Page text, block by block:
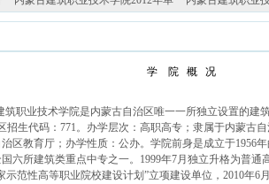
学 院 概 况
筑职业技术学院是内蒙古自治区唯一一所独立设置的建
招生代码：771。办学层次：高职高专；隶属于内蒙古
区教育厅；办学性质：公办。学院前身是成立于1956
六所建筑类重点中专之一。1999年7月独立升格为普通
示范性高等职业院校建设计划”立项建设单位，2010年6